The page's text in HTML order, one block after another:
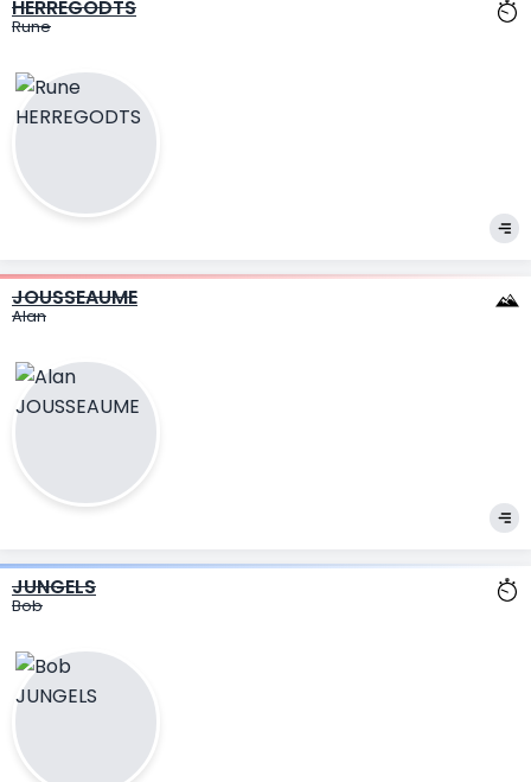
HERREGODTS
Rune
JOUSSEAUME
Alan
JUNGELS
Bob